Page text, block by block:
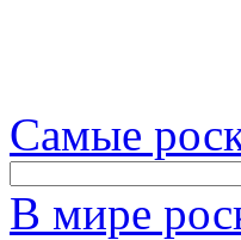
Самые
В мире